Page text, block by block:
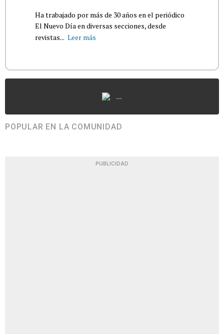
Ha trabajado por más de 30 años en el periódico
El Nuevo Día en diversas secciones, desde
revistas... Leer más
...
POPULAR EN LA COMUNIDAD
PUBLICIDAD